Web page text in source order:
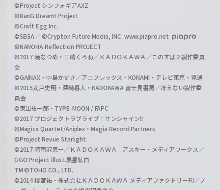
©Project シンフォギアAXZ
©BanG Dream! Project
©Craft Egg Inc.
©SEGA／ ©Crypton Future Media, INC. www.piapro.net
©NANOHA Reflection PROJECT
©2017 暁なつめ・三嶋くろね／ＫＡＤＯＫＡＷＡ／このすば２製作委員
会
©GAINAX・中島かずき／アニプレックス・KONAMI・テレビ東京・電通
©2015丸戸史明・深崎暮人・KADOKAWA 富士見書房／冴えない製作委
員会
©東出祐一郎・TYPE-MOON / FAPC
©2017 プロジェクトラブライブ！サンシャイン!!
©Magica Quartet/Aniplex・Magia Record Partners
©Project Revue Starlight
©2017 時雨沢恵一／ＫＡＤＯＫＡＷＡ アスキー・メディアワークス／
GGO Project illust.黒星紅白
TM ©TOHO CO., LTD.
©2014 榎宮祐・株式会社ＫＡＤＯＫＡＷＡ メディアファクトリー刊／ノ